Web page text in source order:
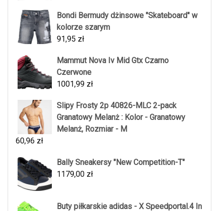
Bondi Bermudy dżinsowe "Skateboard" w
kolorze szarym
91,95 zł
Mammut Nova Iv Mid Gtx Czarno
Czerwone
1001,99 zł
Slipy Frosty 2p 40826-MLC 2-pack
Granatowy Melanż : Kolor - Granatowy
Melanż, Rozmiar - M
60,96 zł
Bally Sneakersy "New Competition-T"
1179,00 zł
Buty piłkarskie adidas - X Speedportal.4 In